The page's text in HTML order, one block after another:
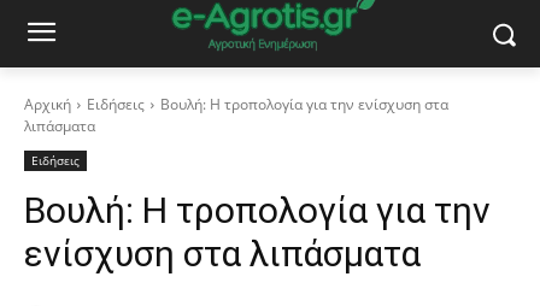
Αρχική Ειδήσεις
Βουλή: Η τροπολογία για την ενίσχυση στα
λιπάσματα
Ειδήσεις
Βουλή: Η τροπολογία για την
ενίσχυση στα λιπάσματα